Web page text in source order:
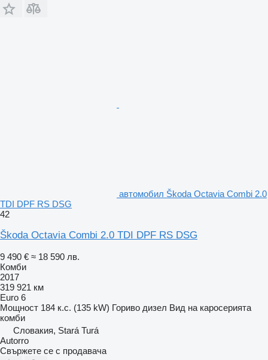
автомобил Škoda Octavia Combi 2.0
TDI DPF RS DSG
42
Škoda Octavia Combi 2.0 TDI DPF RS DSG
9 490 € ≈ 18 590 лв.
Комби
2017
319 921 км
Euro 6
Мощност 184 к.с. (135 kW) Гориво дизел Вид на каросерията
комби
Словакия, Stará Turá
Autorro
Свържете се с продавача